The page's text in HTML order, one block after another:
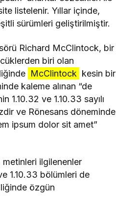
listelenir. Yıllar içinde,
sürümleri geliştirilmiştir.
Richard McClintock, bir
biri olan
McClintock kesin bir
kaleme alınan “de
1.10.32 ve 1.10.33 sayılı
ve Rönesans döneminde
ipsum dolor sit amet”
metinleri ilgilenenler
1.10.33 bölümleri de
özgün